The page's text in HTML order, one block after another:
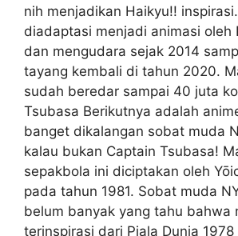
nih menjadikan Haikyu!!
diadaptasi menjadi animasi oleh
dan mengudara sejak 2014
tayang kembali di tahun 2020.
sudah beredar sampai 40 juta
Tsubasa Berikutnya adalah
banget dikalangan sobat muda
kalau bukan Captain Tsubasa!
sepakbola ini diciptakan oleh
pada tahun 1981. Sobat muda
belum banyak yang tahu bahwa
terinspirasi dari Piala Dunia